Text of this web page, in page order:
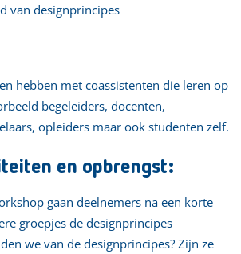
van designprincipes
hebben met coassistenten die leren op
begeleiders, docenten,
opleiders maar ook studenten zelf.
en opbrengst:
gaan deelnemers na een korte
groepjes de designprincipes
we van de designprincipes? Zijn ze